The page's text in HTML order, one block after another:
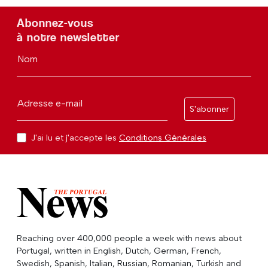
Abonnez-vous
à notre newsletter
Nom
Adresse e-mail
S'abonner
J'ai lu et j'accepte les Conditions Générales
Reaching over 400,000 people a week with news about
Portugal, written in English, Dutch, German, French,
Swedish, Spanish, Italian, Russian, Romanian, Turkish and